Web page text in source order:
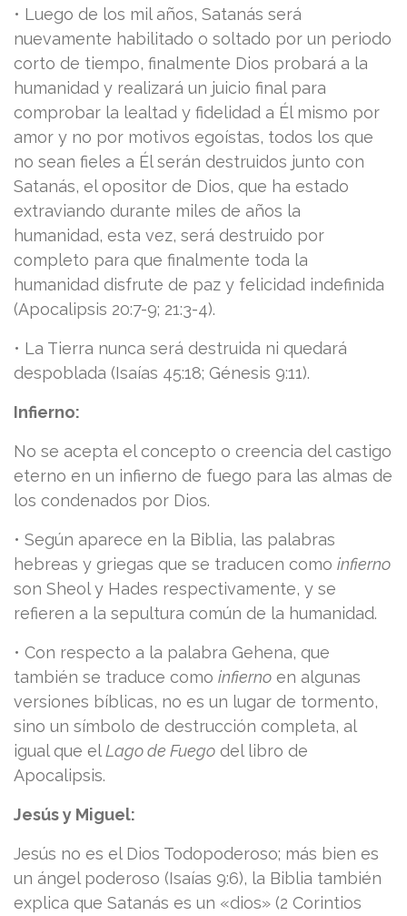
• Luego de los mil años, Satanás será
nuevamente habilitado o soltado por un periodo
corto de tiempo, finalmente Dios probará a la
humanidad y realizará un juicio final para
comprobar la lealtad y fidelidad a Él mismo por
amor y no por motivos egoístas, todos los que
no sean fieles a Él serán destruidos junto con
Satanás, el opositor de Dios, que ha estado
extraviando durante miles de años la
humanidad, esta vez, será destruido por
completo para que finalmente toda la
humanidad disfrute de paz y felicidad indefinida
(Apocalipsis 20:7-9; 21:3-4).
• La Tierra nunca será destruida ni quedará
despoblada (Isaías 45:18; Génesis 9:11).
Infierno:
No se acepta el concepto o creencia del castigo
eterno en un infierno de fuego para las almas de
los condenados por Dios.
• Según aparece en la Biblia, las palabras
hebreas y griegas que se traducen como infierno
son Sheol y Hades respectivamente, y se
refieren a la sepultura común de la humanidad.
• Con respecto a la palabra Gehena, que
también se traduce como infierno en algunas
versiones bíblicas, no es un lugar de tormento,
sino un símbolo de destrucción completa, al
igual que elLago de Fuego del libro de
Apocalipsis.
Jesús y Miguel:
Jesús no es el Dios Todopoderoso; más bien es
un ángel poderoso (Isaías 9:6), la Biblia también
explica que Satanás es un «dios» (2 Corintios